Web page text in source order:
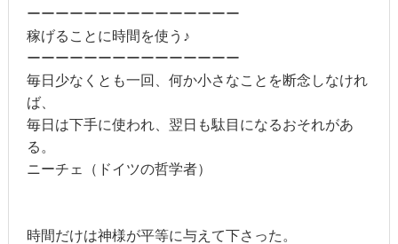
ーーーーーーーーーーーーーーー
稼げることに時間を使う♪
ーーーーーーーーーーーーーーー
毎日少なくとも一回、何か小さなことを断念しなけれ
ば、
毎日は下手に使われ、翌日も駄目になるおそれがあ
る。
ニーチェ（ドイツの哲学者）
時間だけは神様が平等に与えて下さった。